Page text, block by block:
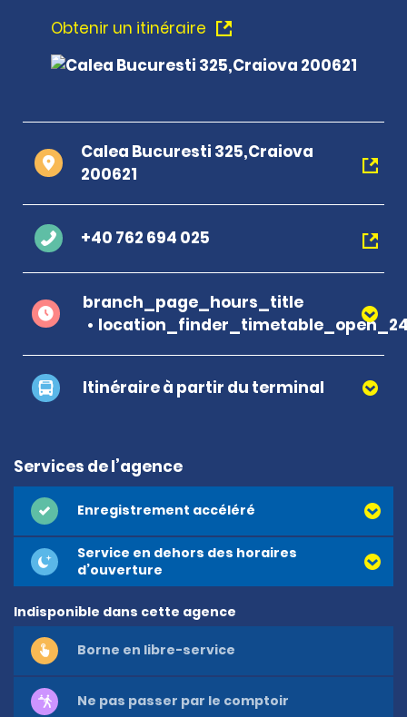
Obtenir un itinéraire
Calea Bucuresti 325,Craiova
200621
+40 762 694 025
branch_page_hours_title
Itinéraire à partir du terminal
Services de l’agence
Enregistrement accéléré
Service en dehors des horaires
d’ouverture
Indisponible dans cette agence
Borne en libre-service
Ne pas passer par le comptoir